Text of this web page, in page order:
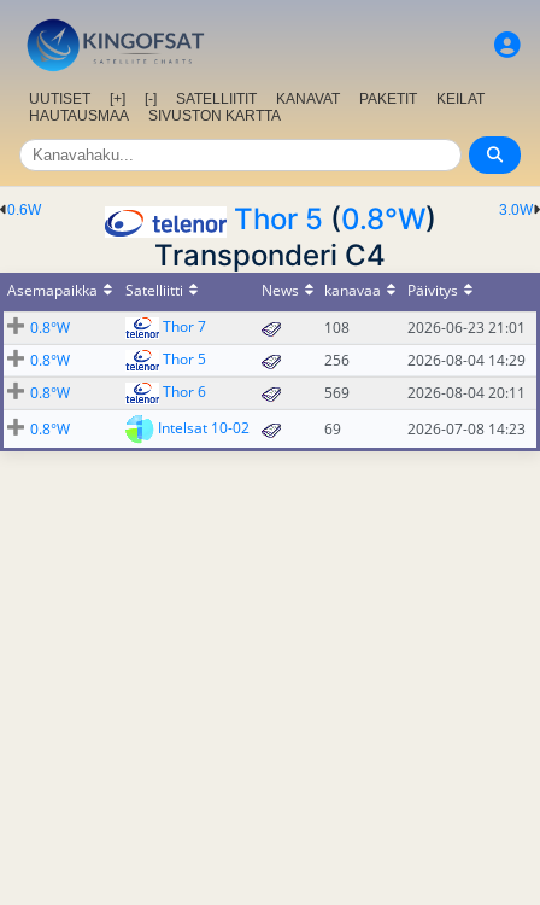
UUTISET [+] [-] SATELLIITIT KANAVAT PAKETIT
KEILAT
HAUTAUSMAA
SIVUSTON KARTTA
3.0W
0.6W Thor 5 (0.8°W)
Transponderi C4
Asemapaikka Satelliitti News kanavaa
Päivitys
0.8°W
Thor 7 108
2026-06-23 21:01
0.8°W
Thor 5 256
2026-08-04 14:29
0.8°W
Thor 6 569
2026-08-04 20:11
0.8°W
Intelsat 10-02 69 2026-07-08 14:23